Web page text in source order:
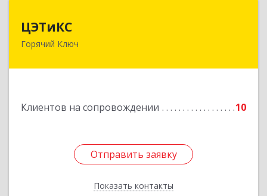
ЦЭТиКС
Горячий Ключ
Клиентов на сопровождении 10
Отправить заявку
Показать контакты
353290, Краснодарский край, Горячий Ключ г,
Отправить заявку
Назад